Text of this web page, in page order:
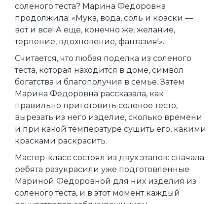
соленого теста? Марина Федоровна
продолжила: «Мука, вода, соль и краски —
вот и все! А еще, конечно же, желание,
терпение, вдохновение, фантазия!».
Считается, что любая поделка из соленого
теста, которая находится в доме, символ
богатства и благополучия в семье. Затем
Марина Федоровна рассказала, как
правильно приготовить соленое тесто,
вырезать из него изделие, сколько времени
и при какой температуре сушить его, какими
красками раскрасить.
Мастер-класс состоял из двух этапов: сначала
ребята разукрасили уже подготовленные
Мариной Федоровной для них изделия из
соленого теста, и в этот момент каждый